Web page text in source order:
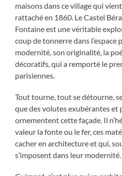
maisons dans ce village qui
rattaché en 1860. Le Castel
Fontaine est une véritable
coup de tonnerre dans l’espace
modernité, son originalité, la
décoratifs, qui a remporté le
parisiennes.
Tout tourne, tout se détourne,
que des volutes exubérantes et
ornementent cette façade. Il
valeur la fonte ou le fer, ces
cacher en architecture et qui,
s’imposent dans leur modernité.